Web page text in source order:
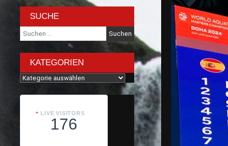
SUCHE
Suche
nach:
KATEGORIEN
Kategorien
LIVE VISITORS
176